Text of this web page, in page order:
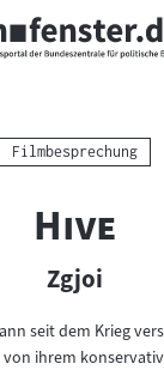
Kategorie:
Filmbesprechung
"
Hive"
Zgjoi
seit dem Krieg
ihrem